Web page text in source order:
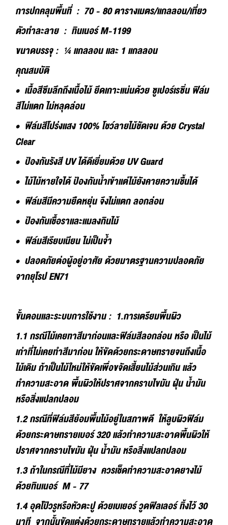
การปกคลุมพื้นที่ : 70 - 80 ตารางเมตร/แกลลอน/เที่ยว
ตัวทำละลาย : ทินเนอร์ M-1199
ขนาดบรรจุ : ¼ แกลลอน และ 1 แกลลอน
คุณสมบัติ
• เนื้อสีซึมลึกถึงเนื้อไม้ ยึดเกาะแน่นด้วย ซูเปอร์เรซิ่น ฟิล์ม
สีไม่แตก ไม่หลุดล่อน
• ฟิล์มสีโปร่งแสง 100% โชว์ลายไม้ชัดเจน ด้วย Crystal
Clear
• ป้องกันรังสี UV ได้ดีเยี่ยมด้วย UV Guard
• ไม้ไม้หายใจได้ ป้องกันน้ำเข้าแต่ไม้ยังคายความชื้นได้
• ฟิล์มสีมีความยืดหยุ่น จึงไม่แตก ลอกล่อน
• ป้องกันเชื้อราและแมลงกินไม้
• ฟิล์มสีเรียบเนียน ไม่เป็นจ้ำ
• ปลอดภัยต่อผู้อยู่อาศัย ด้วยมาตรฐานความปลอดภัย
จากยุโรป EN71
ขั้นตอนและระบบการใช้งาน : 1.การเตรียมพื้นผิว
1.1 กรณีไม้เคยทาสีมาก่อนและฟิล์มสีลอกล่อน หรือ เป็นไม้
เก่าที่ไม่เคยทำสีมาก่อน ให้ขัดด้วยกระดาษทรายจนถึงเนื้อ
ไม้เดิม ถ้าเป็นไม้ใหม่ให้ขัดเพื่อขจัดเสี้ยนไม้ส่วนเกิน แล้ว
ทำความสะอาด พื้นผิวให้ปราศจากคราบไขมัน ฝุ่น น้ำมัน
หรือสิ่งแปลกปลอม
1.2 กรณีที่ฟิล์มสีย้อมพื้นไม้อยู่ในสภาพดี ให้ลูบผิวฟิล์ม
ด้วยกระดาษทรายเบอร์ 320 แล้วทำความสะอาดพื้นผิวให้
ปราศจากคราบไขมัน ฝุ่น น้ำมัน หรือสิ่งแปลกปลอม
1.3 ถ้าในกรณีที่ไม้มียาง ควรเช็ดทำความสะอาดยางไม้
ด้วยทินเนอร์ M - 77
1.4 อุดโป๊วรูหรือหัวตะปู ด้วยเบเยอร์ วูดฟิลเลอร์ ทิ้งไว้ 30
นาที จากนั้นขัดแต่งด้วยกระดาษทรายแล้วทำความสะอาด